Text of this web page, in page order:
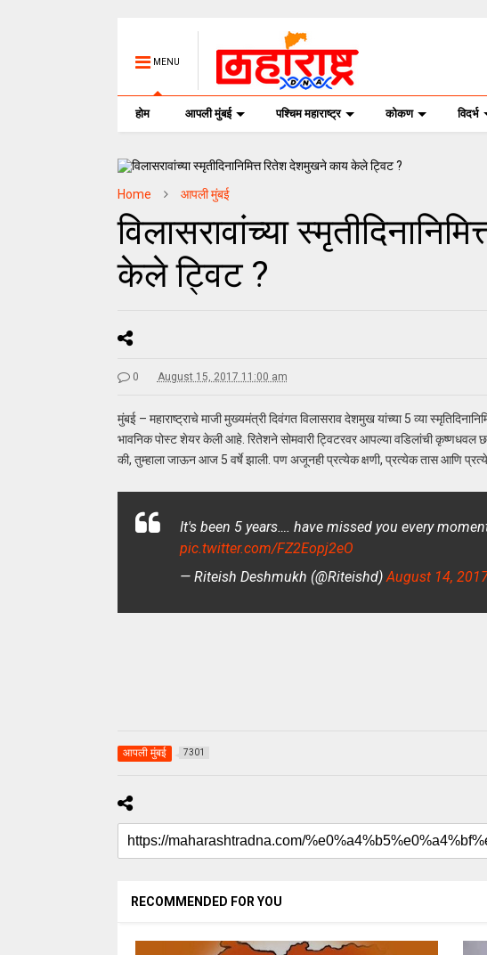
MENU
होम आपली मुंबई पश्चिम महाराष्ट्र कोकण विदर्भ
Home आपली मुंबई
विलासरावांच्या
केले ट्विट ?
0 August 15, 2017 11:00 am
मुंबई – महाराष्ट्राचे माजी मुख्यमंत्री दिवंगत विलासराव देशमुख यांच्या 5 व्या
भावनिक पोस्ट शेयर केली आहे. रितेशने सोमवारी ट्विटरवर आपल्या वडिलांची कृष्णधवल
की, तुम्हाला जाऊन आज 5 वर्षे झाली. पण अजूनही प्रत्येक क्षणी, प्रत्येक तास आणि
It's been 5 years…. have missed you every
pic.twitter.com/FZ2Eopj2eO
— Riteish Deshmukh (@Riteishd) August 14,
आपली मुंबई 7301
RECOMMENDED FOR YOU